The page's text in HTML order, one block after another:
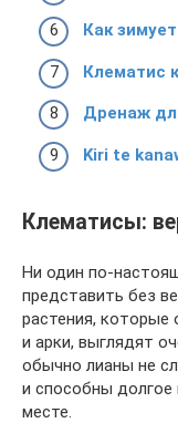
Как
Клематис
Дренаж
Kiri te
Клематисы:
Ни один по-
представить без
растения, которые
и арки, выглядят
обычно лианы не
и способны
месте.